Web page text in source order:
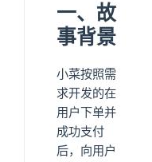
一、故
事背景
小菜按照需
求开发的在
用户下单并
成功支付
后，向用户